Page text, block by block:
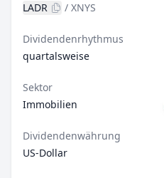
LADR
/ XNYS
Dividendenrhythmus
quartalsweise
Sektor
Immobilien
Dividendenwährung
US-Dollar